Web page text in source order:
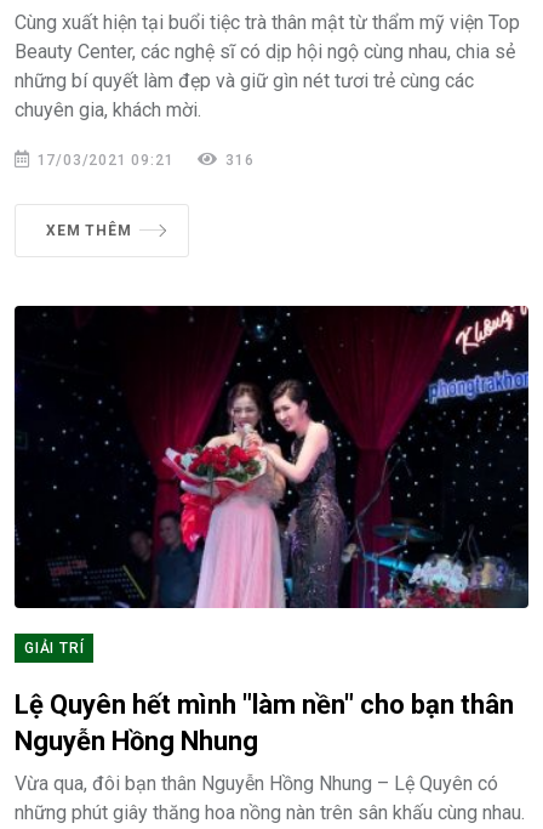
Cùng xuất hiện tại buổi tiệc trà thân mật từ thẩm mỹ viện Top
Beauty Center, các nghệ sĩ có dịp hội ngộ cùng nhau, chia sẻ
những bí quyết làm đẹp và giữ gìn nét tươi trẻ cùng các
chuyên gia, khách mời.
17/03/2021 09:21 316
XEM THÊM
GIẢI TRÍ
Lệ Quyên hết mình "làm nền" cho bạn thân
Nguyễn Hồng Nhung
Vừa qua, đôi bạn thân Nguyễn Hồng Nhung – Lệ Quyên có
những phút giây thăng hoa nồng nàn trên sân khấu cùng nhau.